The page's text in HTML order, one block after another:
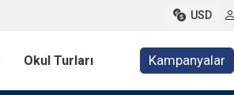
USD
Okul Turları Kampanyalar